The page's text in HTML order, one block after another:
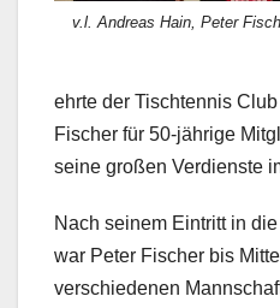
v.l. Andreas Hain, Peter
ehrte der Tischtennis
Fischer für 50-jährige
seine großen Verdienste
Nach seinem Eintritt in
war Peter Fischer bis
verschiedenen